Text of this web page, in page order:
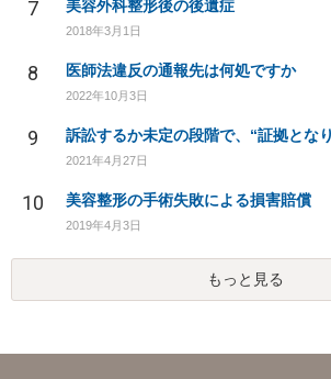
7 美容外科整形後の後遺症
2018年3月1日
8 医師法違反の通報先は何処ですか
2022年10月3日
9
2021年4月27日
10 美容整形の手術失敗による損害賠償
2019年4月3日
もっと見る